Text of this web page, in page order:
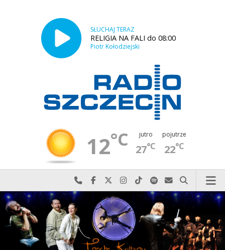
SŁUCHAJ TERAZ
RELIGIA NA FALI do 08:00
Piotr Kołodziejski
12°C jutro
27°C
pojutrze
22°C
Najlepiej po prostu do nas zadzwoń
Odwiedź nas na Facebook-u
Odwiedź nas na X
Odwiedź nas na Instagram-ie
Odwiedź nas na TikTok-u
Szukaj nas na Spotify
Wyślij do nas
Szukaj